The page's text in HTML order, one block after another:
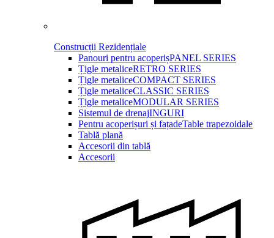
Construcții Rezidențiale
Panouri pentru acoperișPANEL SERIES
Țigle metaliceRETRO SERIES
Țigle metaliceCOMPACT SERIES
Țigle metaliceCLASSIC SERIES
Țigle metaliceMODULAR SERIES
Sistemul de drenajINGURI
Pentru acoperișuri și fațadeTable trapezoidale
Tablă plană
Accesorii din tablă
Accesorii